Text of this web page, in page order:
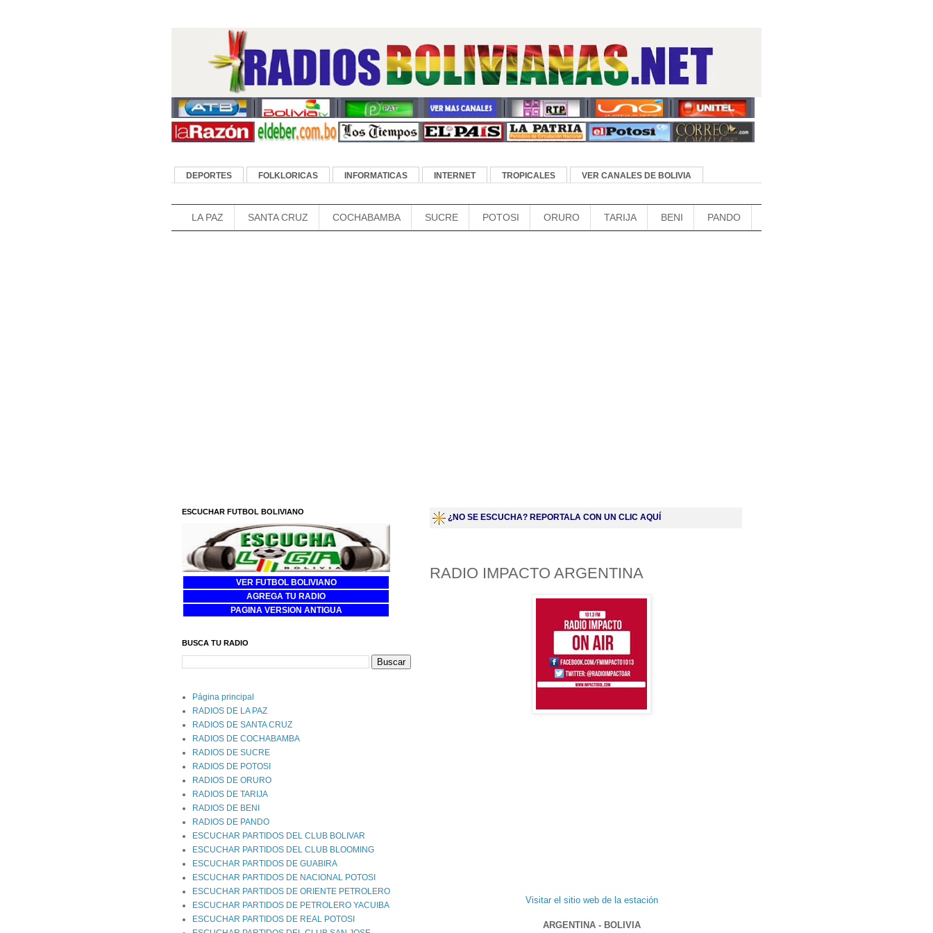
DEPORTES FOLKLORICAS INFORMATICAS INTERNET TROPICALES
VER CANALES DE BOLIVIA
LA PAZ SANTA CRUZ COCHABAMBA SUCRE POTOSI ORURO TARIJA BENI PANDO
¿NO SE ESCUCHA? REPORTALA CON UN CLIC AQUÍ
RADIO IMPACTO ARGENTINA
Visitar el sitio web de la estación
ARGENTINA - BOLIVIA
ESCUCHAR FUTBOL BOLIVIANO
VER FUTBOL BOLIVIANO
AGREGA TU RADIO
PAGINA VERSION ANTIGUA
BUSCA TU RADIO
Página principal
RADIOS DE LA PAZ
RADIOS DE SANTA CRUZ
RADIOS DE COCHABAMBA
RADIOS DE SUCRE
RADIOS DE POTOSI
RADIOS DE ORURO
RADIOS DE TARIJA
RADIOS DE BENI
RADIOS DE PANDO
ESCUCHAR PARTIDOS DEL CLUB BOLIVAR
ESCUCHAR PARTIDOS DEL CLUB BLOOMING
ESCUCHAR PARTIDOS DE GUABIRA
ESCUCHAR PARTIDOS DE NACIONAL POTOSI
ESCUCHAR PARTIDOS DE ORIENTE PETROLERO
ESCUCHAR PARTIDOS DE PETROLERO YACUIBA
ESCUCHAR PARTIDOS DE REAL POTOSI